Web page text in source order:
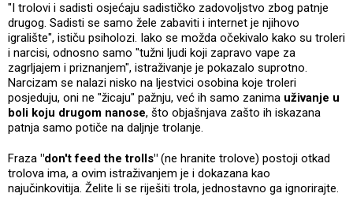
"I trolovi i sadisti osjećaju sadističko zadovoljstvo zbog patnje
drugog. Sadisti se samo žele zabaviti i internet je njihovo
igralište", ističu psiholozi. Iako se možda očekivalo kako su troleri
i narcisi, odnosno samo "tužni ljudi koji zapravo vape za
zagrljajem i priznanjem", istraživanje je pokazalo suprotno.
Narcizam se nalazi nisko na ljestvici osobina koje troleri
posjeduju, oni ne "žicaju" pažnju, već ih samo zanima uživanje u
boli koju drugom nanose, što objašnjava zašto ih iskazana
patnja samo potiče na daljnje trolanje.
Fraza "don't feed the trolls" (ne hranite trolove) postoji otkad
trolova ima, a ovim istraživanjem je i dokazana kao
najučinkovitija. Želite li se riješiti trola, jednostavno ga ignorirajte.